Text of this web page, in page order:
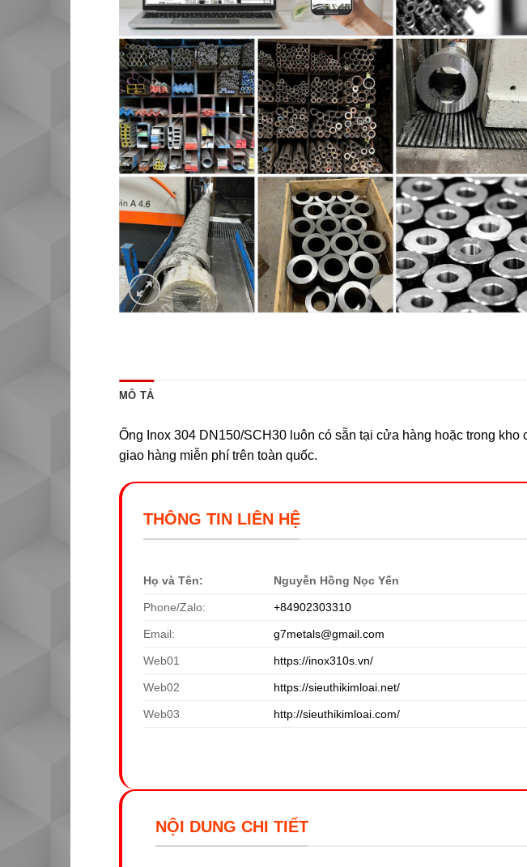
MÔ TẢ
Ống Inox 304 DN150/SCH30 luôn có sẵn tại cửa hàng hoặc trong
giao hàng miễn phí trên toàn quốc.
THÔNG TIN LIÊN HỆ
Họ và Tên: Nguyễn Hồng Nọc Yến
Phone/Zalo: +84902303310
Email: g7metals@gmail.com
Web01 https://inox310s.vn/
Web02 https://sieuthikimloai.net/
Web03 http://sieuthikimloai.com/
NỘI DUNG CHI TIẾT
Không